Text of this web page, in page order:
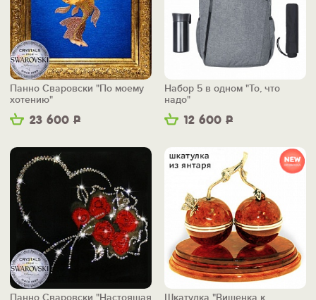
23 600 Р
Панно Сваровски "По моему
хотению"
12 600 Р
Набор 5 в одном "То, что
надо"